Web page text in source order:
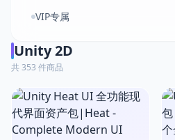
VIP专属
Unity 2D
共 353 件商品